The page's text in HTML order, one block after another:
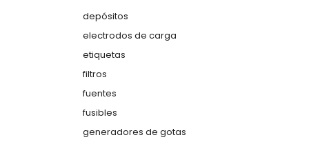
depósitos
electrodos de carga
etiquetas
filtros
fuentes
fusibles
generadores de gotas